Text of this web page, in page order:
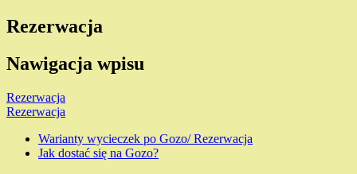
Rezerwacja
Nawigacja wpisu
Rezerwacja
Rezerwacja
Warianty wycieczek po Gozo/ Rezerwacja
Jak dostać się na Gozo?